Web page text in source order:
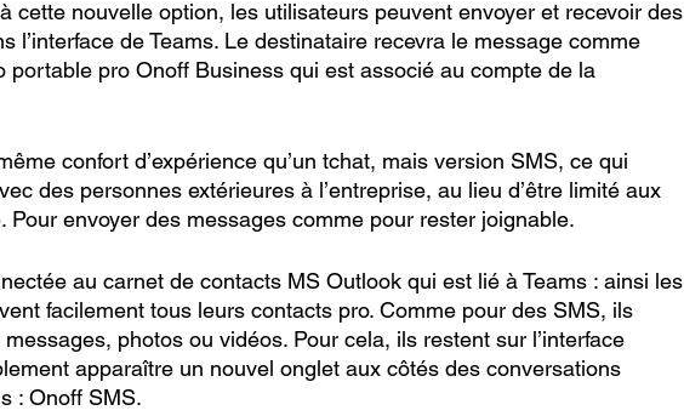
cette nouvelle option, les utilisateurs peuvent envoyer et recevoir des
l’interface de Teams. Le destinataire recevra le message comme
portable pro Onoff Business qui est associé au compte de la
confort d’expérience qu’un tchat, mais version SMS, ce qui
des personnes extérieures à l’entreprise, au lieu d’être limité aux
Pour envoyer des messages comme pour rester joignable.
au carnet de contacts MS Outlook qui est lié à Teams : ainsi les
facilement tous leurs contacts pro. Comme pour des SMS, ils
photos ou vidéos. Pour cela, ils restent sur l’interface
apparaître un nouvel onglet aux côtés des conversations
: Onoff SMS.